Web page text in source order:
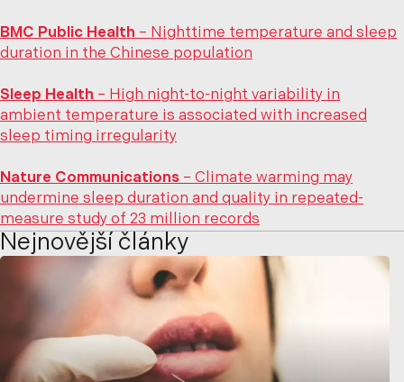
BMC Public Health – Nighttime temperature and sleep
duration in the Chinese population
Sleep Health – High night-to-night variability in
ambient temperature is associated with increased
sleep timing irregularity
Nature Communications – Climate warming may
undermine sleep duration and quality in repeated-
measure study of 23 million records
Nejnovější články